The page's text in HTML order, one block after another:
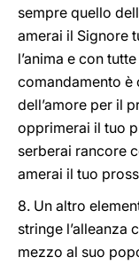
sempre quello
amerai il Signore
l’anima e con
comandamento è
dell’amore per il
opprimerai il tuo
serberai rancore
amerai il tuo
8. Un altro
stringe l’alleanza
mezzo al suo